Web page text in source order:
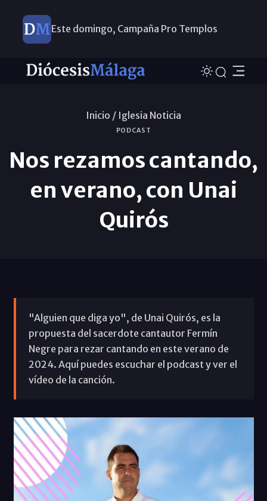
Este domingo, Campaña Pro Templos
Inicio / Iglesia Noticia
PODCAST
Nos rezamos cantando,
en verano, con Unai
Quirós
"Alguien que diga yo", de Unai Quirós, es la
propuesta del sacerdote cantautor Fermín
Negre para rezar cantando en este verano de
2024. Aquí puedes escuchar el podcast y ver el
vídeo de la canción.